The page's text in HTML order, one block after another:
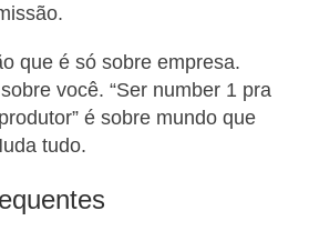
que é só sobre empresa.
você. “Ser number 1 pra
é sobre mundo que
tudo.